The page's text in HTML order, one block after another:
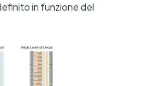
in funzione del